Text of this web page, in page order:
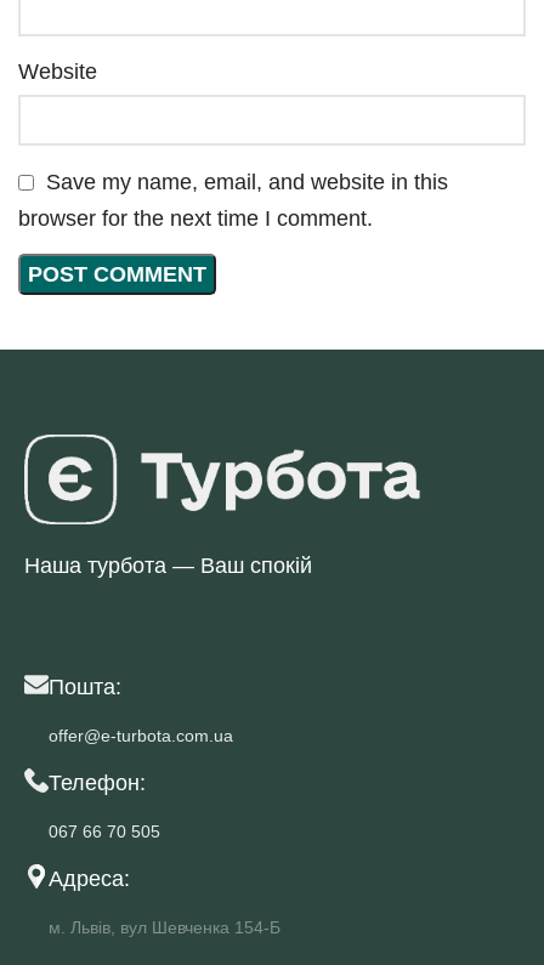
Website
Save my name, email, and website in this
browser for the next time I comment.
Наша турбота — Ваш спокій
Пошта:
offer@e-turbota.com.ua
Телефон:
067 66 70 505
Адреса:
м. Львів, вул Шевченка 154-Б